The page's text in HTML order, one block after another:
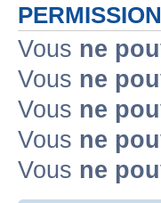
Vous ne
Vous ne
Vous ne
Vous ne
Vous ne